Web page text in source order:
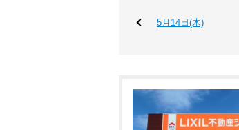
5月14日(木)